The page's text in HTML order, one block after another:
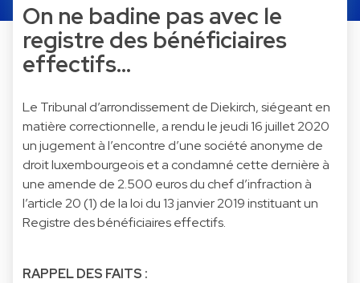
On ne badine pas avec le
registre des bénéficiaires
effectifs…
Le Tribunal d’arrondissement de Diekirch, siégeant en
matière correctionnelle, a rendu le jeudi 16 juillet 2020
un jugement à l’encontre d’une société anonyme de
droit luxembourgeois et a condamné cette dernière à
une amende de 2.500 euros du chef d’infraction à
l’article 20 (1) de la loi du 13 janvier 2019 instituant un
Registre des bénéficiaires effectifs.
RAPPEL DES FAITS :